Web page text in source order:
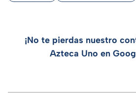
¡No te pierdas nuestro
Azteca Uno en